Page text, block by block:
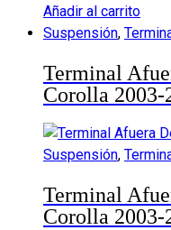
Añadir al carrito
Suspensión,
Terminal
Corolla 2003-
Suspensión,
Terminal
Corolla 2003-